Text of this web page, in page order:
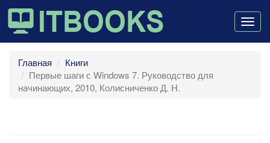
Главная
Книги
Первые шаги с Windows 7. Руководство для
начинающих, 2010, Колисниченко Д. Н.